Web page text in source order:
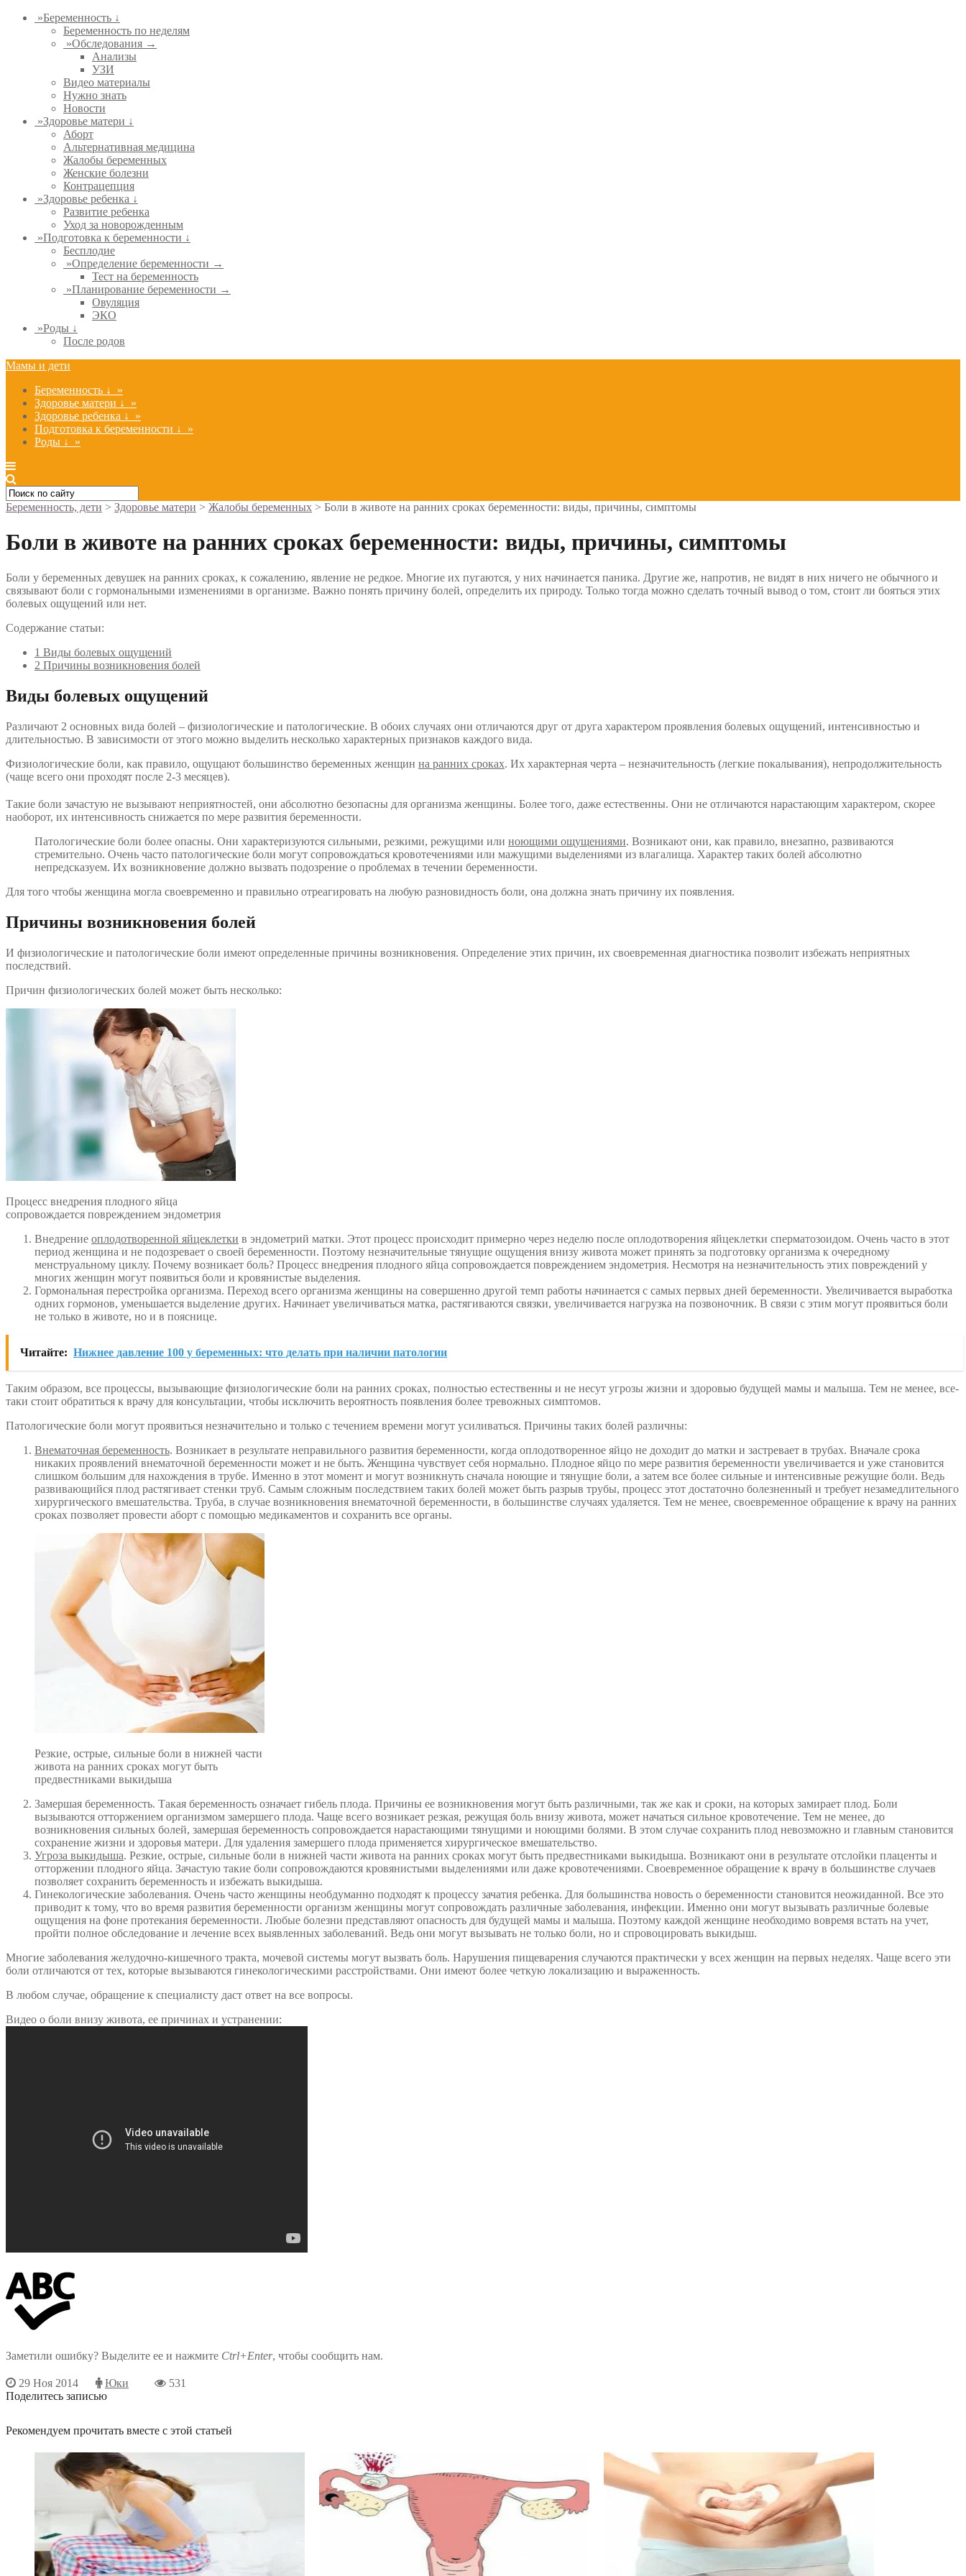
»Беременность ↓
Беременность по неделям
»Обследования →
Анализы
УЗИ
Видео материалы
Нужно знать
Новости
»Здоровье матери ↓
Аборт
Альтернативная медицина
Жалобы беременных
Женские болезни
Контрацепция
»Здоровье ребенка ↓
Развитие ребенка
Уход за новорожденным
»Подготовка к беременности ↓
Бесплодие
»Определение беременности →
Тест на беременность
»Планирование беременности →
Овуляция
ЭКО
»Роды ↓
После родов
Мамы и дети
Беременность ↓
»
Здоровье матери ↓
»
Здоровье ребенка ↓
»
Подготовка к беременности ↓
»
Роды ↓
»
Беременность, дети > Здоровье матери > Жалобы беременных > Боли в животе на ранних сроках беременности: виды, причины, симптомы
Боли в животе на ранних сроках беременности: виды, причины, симптомы
Боли у беременных девушек на ранних сроках, к сожалению, явление не редкое. Многие их пугаются, у них начинается паника. Другие же, напротив, не видят в них ничего не обычного и
связывают боли с гормональными изменениями в организме. Важно понять причину болей, определить их природу. Только тогда можно сделать точный вывод о том, стоит ли бояться этих
болевых ощущений или нет.
Содержание статьи:
1 Виды болевых ощущений
2 Причины возникновения болей
Виды болевых ощущений
Различают 2 основных вида болей – физиологические и патологические. В обоих случаях они отличаются друг от друга характером проявления болевых ощущений, интенсивностью и
длительностью. В зависимости от этого можно выделить несколько характерных признаков каждого вида.
Физиологические боли, как правило, ощущают большинство беременных женщин на ранних сроках. Их характерная черта – незначительность (легкие покалывания), непродолжительность
(чаще всего они проходят после 2-3 месяцев).
Такие боли зачастую не вызывают неприятностей, они абсолютно безопасны для организма женщины. Более того, даже естественны. Они не отличаются нарастающим характером, скорее
наоборот, их интенсивность снижается по мере развития беременности.
Патологические боли более опасны. Они характеризуются сильными, резкими, режущими или ноющими ощущениями. Возникают они, как правило, внезапно, развиваются
стремительно. Очень часто патологические боли могут сопровождаться кровотечениями или мажущими выделениями из влагалища. Характер таких болей абсолютно
непредсказуем. Их возникновение должно вызвать подозрение о проблемах в течении беременности.
Для того чтобы женщина могла своевременно и правильно отреагировать на любую разновидность боли, она должна знать причину их появления.
Причины возникновения болей
И физиологические и патологические боли имеют определенные причины возникновения. Определение этих причин, их своевременная диагностика позволит избежать неприятных
последствий.
Причин физиологических болей может быть несколько:
Процесс внедрения плодного яйца
сопровождается повреждением эндометрия
Внедрение оплодотворенной яйцеклетки в эндометрий матки. Этот процесс происходит примерно через неделю после оплодотворения яйцеклетки сперматозоидом. Очень часто в этот
период женщина и не подозревает о своей беременности. Поэтому незначительные тянущие ощущения внизу живота может принять за подготовку организма к очередному
менструальному циклу. Почему возникает боль? Процесс внедрения плодного яйца сопровождается повреждением эндометрия. Несмотря на незначительность этих повреждений у
многих женщин могут появиться боли и кровянистые выделения.
Гормональная перестройка организма. Переход всего организма женщины на совершенно другой темп работы начинается с самых первых дней беременности. Увеличивается выработка
одних гормонов, уменьшается выделение других. Начинает увеличиваться матка, растягиваются связки, увеличивается нагрузка на позвоночник. В связи с этим могут проявиться боли
не только в животе, но и в пояснице.
Читайте: Нижнее давление 100 у беременных: что делать при наличии патологии
Таким образом, все процессы, вызывающие физиологические боли на ранних сроках, полностью естественны и не несут угрозы жизни и здоровью будущей мамы и малыша. Тем не менее, все-
таки стоит обратиться к врачу для консультации, чтобы исключить вероятность появления более тревожных симптомов.
Патологические боли могут проявиться незначительно и только с течением времени могут усиливаться. Причины таких болей различны:
Внематочная беременность. Возникает в результате неправильного развития беременности, когда оплодотворенное яйцо не доходит до матки и застревает в трубах. Вначале срока
никаких проявлений внематочной беременности может и не быть. Женщина чувствует себя нормально. Плодное яйцо по мере развития беременности увеличивается и уже становится
слишком большим для нахождения в трубе. Именно в этот момент и могут возникнуть сначала ноющие и тянущие боли, а затем все более сильные и интенсивные режущие боли. Ведь
развивающийся плод растягивает стенки труб. Самым сложным последствием таких болей может быть разрыв трубы, процесс этот достаточно болезненный и требует незамедлительного
хирургического вмешательства. Труба, в случае возникновения внематочной беременности, в большинстве случаях удаляется. Тем не менее, своевременное обращение к врачу на ранних
сроках позволяет провести аборт с помощью медикаментов и сохранить все органы.
Резкие, острые, сильные боли в нижней части
живота на ранних сроках могут быть
предвестниками выкидыша
Замершая беременность. Такая беременность означает гибель плода. Причины ее возникновения могут быть различными, так же как и сроки, на которых замирает плод. Боли
вызываются отторжением организмом замершего плода. Чаще всего возникает резкая, режущая боль внизу живота, может начаться сильное кровотечение. Тем не менее, до
возникновения сильных болей, замершая беременность сопровождается нарастающими тянущими и ноющими болями. В этом случае сохранить плод невозможно и главным становится
сохранение жизни и здоровья матери. Для удаления замершего плода применяется хирургическое вмешательство.
Угроза выкидыша. Резкие, острые, сильные боли в нижней части живота на ранних сроках могут быть предвестниками выкидыша. Возникают они в результате отслойки плаценты и
отторжении плодного яйца. Зачастую такие боли сопровождаются кровянистыми выделениями или даже кровотечениями. Своевременное обращение к врачу в большинстве случаев
позволяет сохранить беременность и избежать выкидыша.
Гинекологические заболевания. Очень часто женщины необдуманно подходят к процессу зачатия ребенка. Для большинства новость о беременности становится неожиданной. Все это
приводит к тому, что во время развития беременности организм женщины могут сопровождать различные заболевания, инфекции. Именно они могут вызывать различные болевые
ощущения на фоне протекания беременности. Любые болезни представляют опасность для будущей мамы и малыша. Поэтому каждой женщине необходимо вовремя встать на учет,
пройти полное обследование и лечение всех выявленных заболеваний. Ведь они могут вызывать не только боли, но и спровоцировать выкидыш.
Многие заболевания желудочно-кишечного тракта, мочевой системы могут вызвать боль. Нарушения пищеварения случаются практически у всех женщин на первых неделях. Чаще всего эти
боли отличаются от тех, которые вызываются гинекологическими расстройствами. Они имеют более четкую локализацию и выраженность.
В любом случае, обращение к специалисту даст ответ на все вопросы.
Видео о боли внизу живота, ее причинах и устранении:
Заметили ошибку? Выделите ее и нажмите Ctrl+Enter, чтобы сообщить нам.
29 Ноя 2014 Юки
531
Поделитесь записью
Рекомендуем прочитать вместе с этой статьей